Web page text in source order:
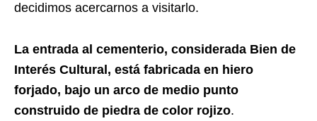
decidimos acercarnos a visitarlo.
La entrada al cementerio, considerada Bien de
Interés Cultural, está fabricada en hiero
forjado, bajo un arco de medio punto
construido de piedra de color rojizo.